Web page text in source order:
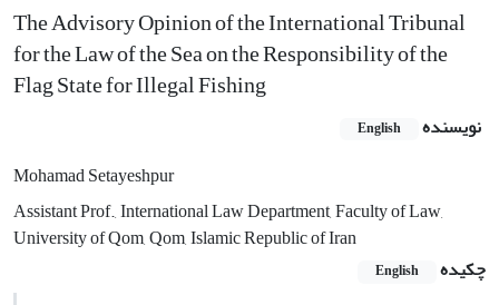
The Advisory Opinion of the International Tribunal
for the Law of the ‎Sea on the Responsibility of the
Flag State for Illegal Fishing
نویسنده English
Mohamad Setayeshpur
Assistant Prof., International Law Department, Faculty of Law,
University of Qom, Qom, Islamic Republic of Iran
چکیده
English